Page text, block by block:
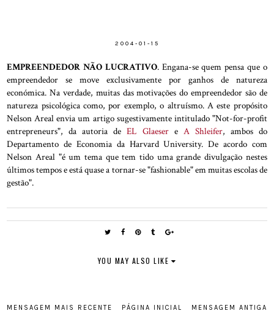
2004-01-15
EMPREENDEDOR NÃO LUCRATIVO. Engana-se quem pensa que o
empreendedor se move exclusivamente por ganhos de natureza
económica. Na verdade, muitas das motivações do empreendedor são de
natureza psicológica como, por exemplo, o altruísmo. A este propósito
Nelson Areal envia um artigo sugestivamente intitulado "Not-for-profit
entrepreneurs", da autoria deEL Glaesere A Shleifer, ambos do
Departamento de Economia da Harvard University. De acordo com
Nelson Areal "é um tema que tem tido uma grande divulgação nestes
últimos tempos e está quase a tornar-se "fashionable" em muitas escolas de
gestão".
YOU MAY ALSO LIKE
MENSAGEM MAIS RECENTE MENSAGEM ANTIGA
PÁGINA INICIAL